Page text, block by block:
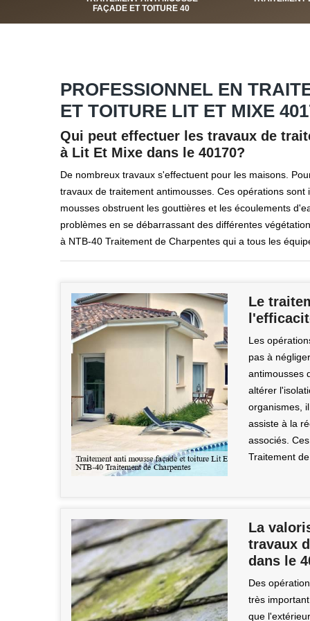
FAÇADE ET TOITURE 40
PROFESSIONNEL EN
ET TOITURE LIT ET MIXE
Qui peut effectuer les travaux de
à Lit Et Mixe dans le 40170?
De nombreux travaux s'effectuent pour les maisons.
travaux de traitement antimousses. Ces opérations
mousses obstruent les gouttières et les écoulements
problèmes en se débarrassant des différentes
à NTB-40 Traitement de Charpentes qui a tous les
Le
Les
pas à
antimousses
altérer
organismes,
assiste à la
associés.
Traitement
La
travaux
dans le
Des
très
que